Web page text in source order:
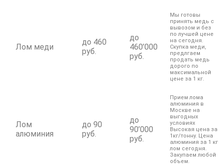
Лом меди
до 460
руб.
до
460’000
руб.
Мы готовы
принять медь с
вывозом и без
по лучшей цене
на сегодня.
Скупка меди,
предлгаем
продать медь
дорого по
максимальной
цене за 1 кг.
Лом
алюминия
до 90
руб.
до
90’000
руб.
Прием лома
алюминия в
Москве на
выгодных
условиях
Высокая цена за
1кг/тонну. Цена
алюминия за 1 кг
лом сегодня.
Закупаем любой
объем.